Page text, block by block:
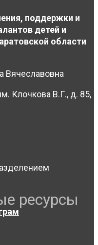
поддержки и
детей и
области
Вячеславовна
Клочкова В.Г., д. 85,
ресурсы